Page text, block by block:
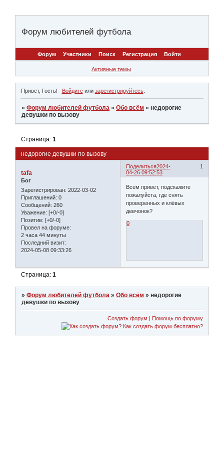
Форум любителей футбола
Форум Участники Поиск Регистрация Войти
Активные темы
Привет, Гость! Войдитеили зарегистрируйтесь.
»Форум любителей футбола »Обо всём »недорогие
девушки по вызову
недорогие девушки по вызову
Страница:1
Поделиться 1
2024-
04-26 09:52:53
tafa
Бог
Зарегистрирован: 2022-03-02
Приглашений: 0
Сообщений: 260
Уважение: [+0/-0]
Позитив: [+0/-0]
Провел на форуме:
2 часа 44 минуты
Последний визит:
2024-05-08 09:33:26
Всем привет, подскажите
пожалуйста, где снять
проверенных и клёвых
девчонок?
0
Страница:1
»Форум любителей футбола »Обо всём »недорогие
девушки по вызову
Создать форум | Помощь по форуму